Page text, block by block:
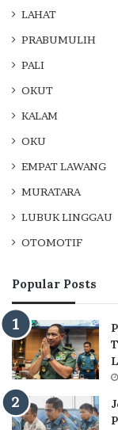
LAHAT
PRABUMULIH
PALI
OKUT
KALAM
OKU
EMPAT LAWANG
MURATARA
LUBUK LINGGAU
OTOMOTIF
Popular Posts